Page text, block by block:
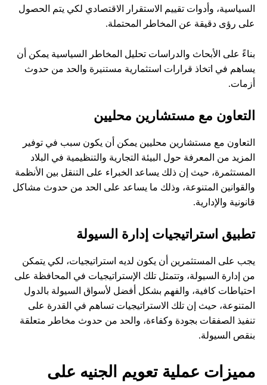
السياسية، وأدوات تقييم الاستقرار الاقتصادي لكي يتم الحصول
على رؤى دقيقة عن المخاطر المحتملة.
بناءً على الأبحاث والدراسات تحليل المخاطر السياسية يمكن أن
يساهم في اتخاذ قرارات استثمارية مستنيرة والحد من حدوث
أزمات.
التعاون مع مستشارين محليين
التعاون مع مستشارين محليين يمكن أن يكون سبب في توفير
المزيد من المعرفة حول البيئة التجارية والتنظيمية في البلاد
المستثمرة، حيث إن ذلك يساعد الخبراء على التنقل بين الأنظمة
والقوانين المتنوعة، وذلك ما يساعد على الحد من حدوث مشاكل
قانونية والإدارية.
تطبيق استراتيجيات إدارة السيولة
يجب على المستثمرين أن يكون لديه استراتيجيات، لكي يتمكن
من إدارة السيولة، وتتمثل تلك الإستراتيجيات في المحافظة على
احتياطات كافية، والفهم بشكل أفضل لأسواق السيولة بالدول
المتنوعة، حيث إن تلك الاستراتيجيات تساهم في القدرة على
تنفيذ الصفقات بجودة وكفاءة، والحد من حدوث مخاطر متعلقة
بنقص السيولة.
مميزات عملية تعويم الجنيه على